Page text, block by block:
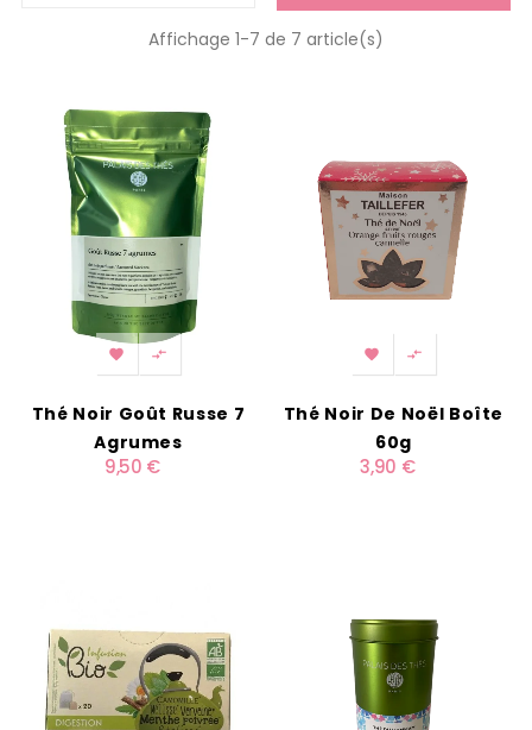
Affichage 1-7 de 7 article(s)
 
Thé Noir Goût Russe 7
Agrumes
9,50 €
 
Thé Noir De Noël Boîte
60g
3,90 €